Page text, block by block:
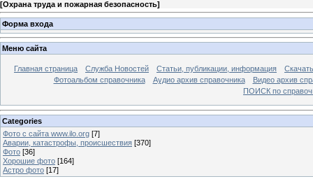
[Охрана труда и пожарная безопасность]
Форма входа
Меню сайта
Главная страница Служба Новостей Статьи, публикации, информация
Фотоальбом справочника
Аудио архив справочника
Видео архив
ПОИСК по
Categories
Фото с сайта www.ilo.org [7]
Аварии, катастрофы, происшествия [370]
Фото [36]
Хорошие фото [164]
Астро фото [17]